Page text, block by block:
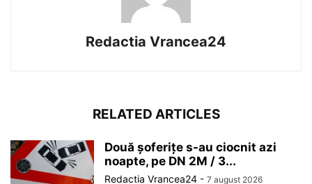
Redactia Vrancea24
RELATED ARTICLES
Două șoferițe s-au ciocnit azi
noapte, pe DN 2M / 3...
Redactia Vrancea24 - 7 august 2026